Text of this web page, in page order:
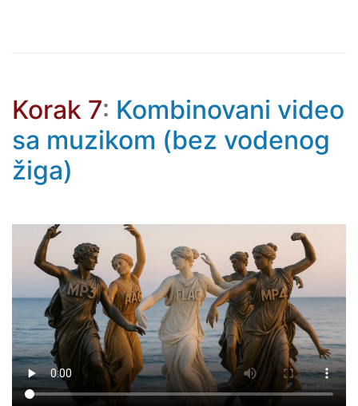
Korak 7: Kombinovani video
sa muzikom (bez vodenog
žiga)